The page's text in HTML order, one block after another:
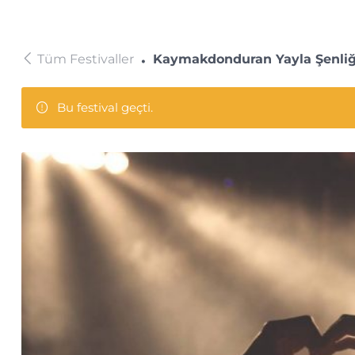
Tüm Festivaller Kaymakdonduran Yayla
Bu festival geçti.